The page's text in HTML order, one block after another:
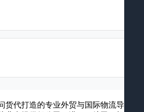
货代打造的专业外贸与国际物流导航平